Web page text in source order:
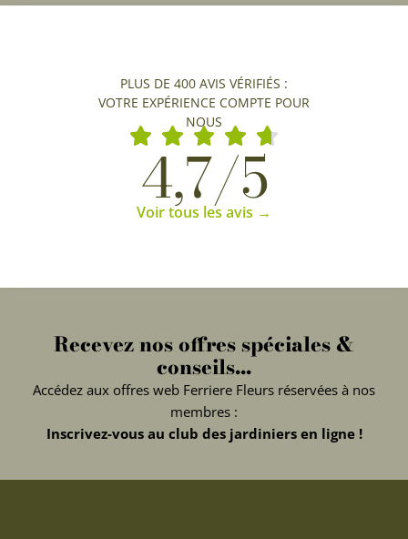
PLUS DE 400 AVIS VÉRIFIÉS :
VOTRE EXPÉRIENCE COMPTE POUR
NOUS
4,7/5
Voir tous les avis →
Recevez nos offres spéciales &
conseils...
Accédez aux offres web Ferriere Fleurs réservées à nos
membres :
Inscrivez-vous au club des jardiniers en ligne !